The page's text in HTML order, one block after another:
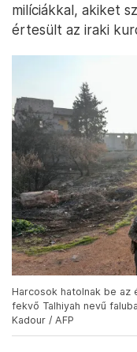
milíciákkal, akiket
értesült az iraki
Harcosok hatolnak be az
fekvő Talhiyah nevű
Kadour / AFP